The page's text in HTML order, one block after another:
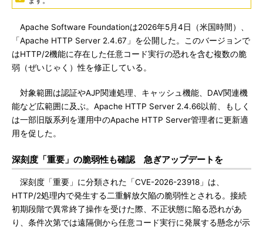
Apache Software Foundationは2026年5月4日（米国時間）、
「Apache HTTP Server 2.4.67」を公開した。このバージョンで
はHTTP/2機能に存在した任意コード実行の恐れを含む複数の脆
弱（ぜいじゃく）性を修正している。
対象範囲は認証やAJP関連処理、キャッシュ機能、DAV関連機
能など広範囲に及ぶ。Apache HTTP Server 2.4.66以前、もしく
は一部旧版系列を運用中のApache HTTP Server管理者に更新適
用を促した。
深刻度「重要」の脆弱性も確認 急ぎアップデートを
深刻度「重要」に分類された「CVE-2026-23918」は、
HTTP/2処理内で発生する二重解放欠陥の脆弱性とされる。接続
初期段階で異常終了操作を受けた際、不正状態に陥る恐れがあ
り、条件次第では遠隔側から任意コード実行に発展する懸念が示